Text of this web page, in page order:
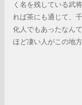
く名を残している武
れば茶にも通じて、
化人でもあったなん
ほど凄い人がこの地